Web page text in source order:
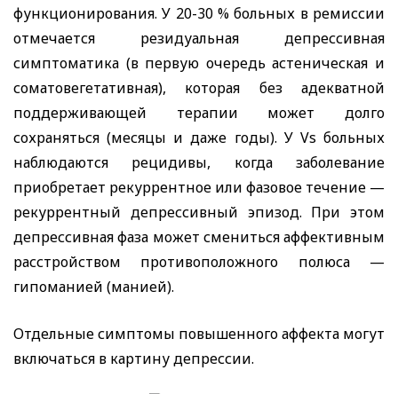
функционирования. У 20-30 % больных в ремиссии
отмечается резидуальная депрессивная
симптоматика (в первую очередь астеническая и
соматовегетативная), которая без адекватной
поддерживающей терапии может долго
сохраняться (месяцы и даже годы). У Vsбольных
наблюдаются рецидивы, когда заболевание
приобретает рекуррентное или фазовое течение —
рекуррентный депрессивный эпизод. При этом
депрессивная фаза может смениться аффективным
расстройством противоположного полюса —
гипоманией (манией).
Отдельные симптомы повышенного аффекта могут
включаться в картину депрессии.